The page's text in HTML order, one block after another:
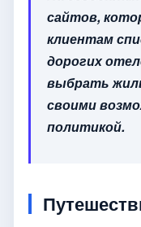
сайтов,
клиентам
дорогих
выбрать
своими
политикой.